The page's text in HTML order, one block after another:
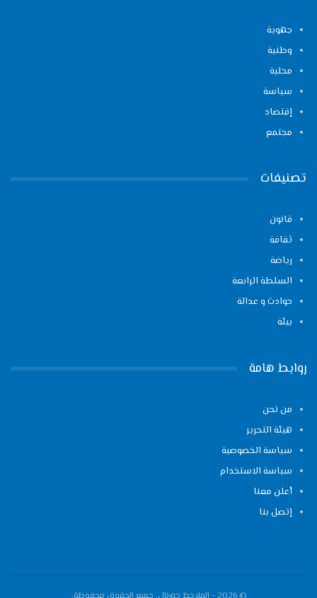
جهوية
وطنية
محلية
سياسة
إقتصاد
مجتمع
تصنيفات
قانون
ثقافة
رياضة
السلطة الرابعة
حوادث و عدالة
بيئة
روابط هامة
من نحن
هيئة التحرير
سياسة الخصوصية
سياسة الاستخدام
أعلن معنا
إتصل بنا